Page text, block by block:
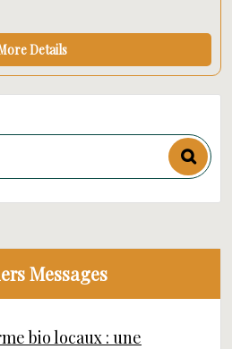
Details
Messages
bio locaux : une